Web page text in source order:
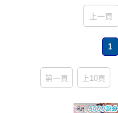
上一頁
1
第一頁 上10頁